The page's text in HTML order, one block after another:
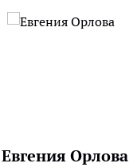
Евгения Орлова